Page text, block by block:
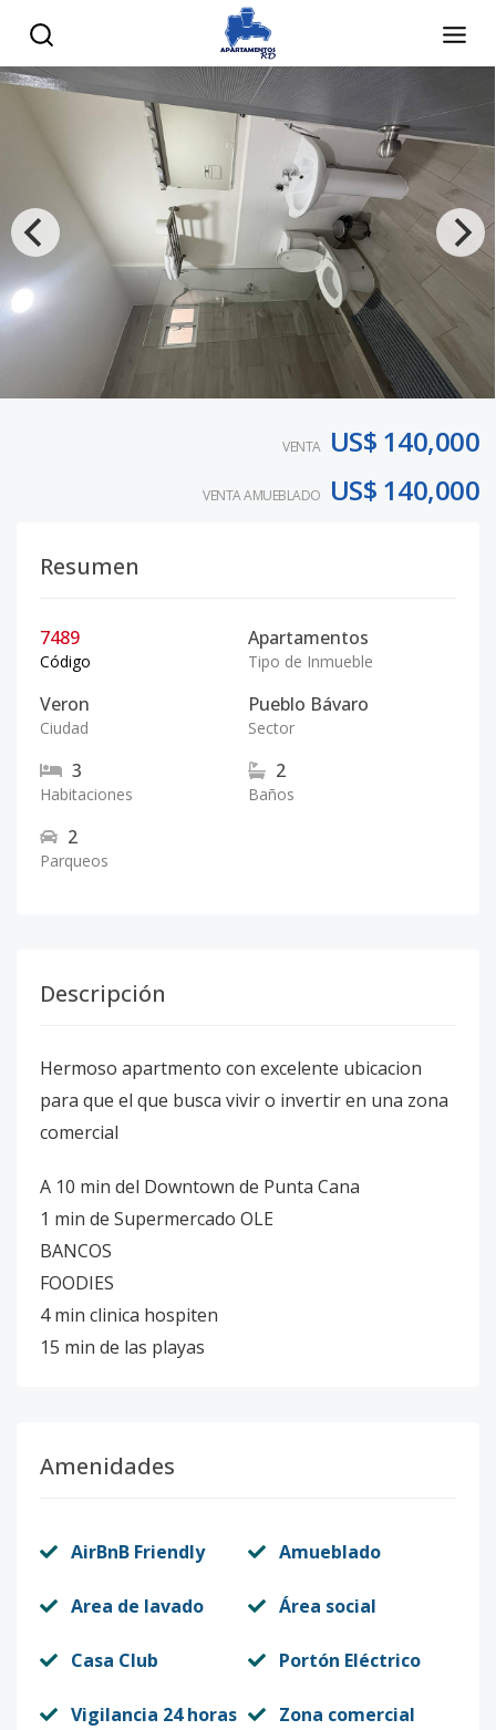
VENTA US$ 140,000
VENTA AMUEBLADO US$ 140,000
Resumen
7489
Código
Apartamentos
Tipo de Inmueble
Veron
Ciudad
Pueblo Bávaro
Sector
3
Habitaciones
2
Baños
2
Parqueos
Descripción
Hermoso apartmento con excelente ubicacion
para que el que busca vivir o invertir en una zona
comercial
A 10 min del Downtown de Punta Cana
1 min de Supermercado OLE
BANCOS
FOODIES
4 min clinica hospiten
15 min de las playas
Amenidades
AirBnB Friendly Amueblado
Area de lavado Área social
Casa Club Portón Eléctrico
Vigilancia 24 horas Zona comercial